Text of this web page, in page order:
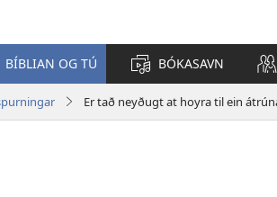
BÍBLIAN OG TÚ BÓKASAVN
Er tað neyðugt at hoyra til ein